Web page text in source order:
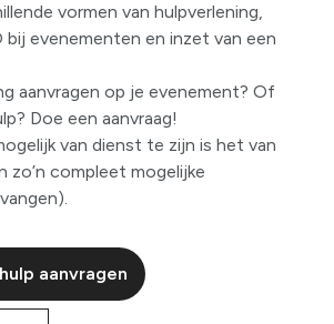
vormen van hulpverlening,
bij evenementen en inzet van een
aanvragen op je evenement? Of
Doe een aanvraag!
van dienst te zijn is het van
zo’n compleet mogelijke
aanvragen